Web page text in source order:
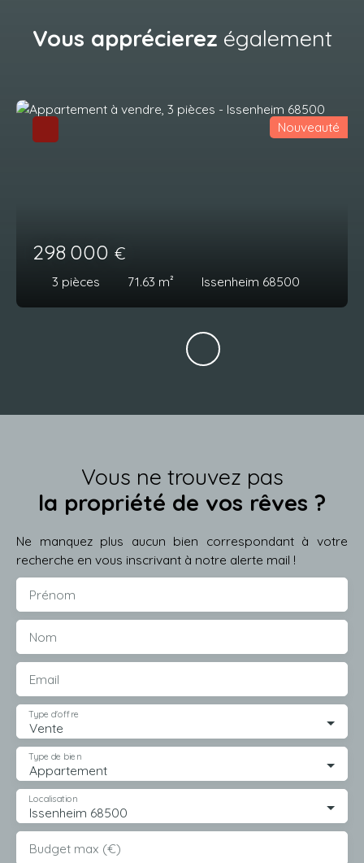
Vous apprécierez également
298 000 €
3 pièces 71.63 m² Issenheim 68500
Nouveauté
Vous ne trouvez pas
la propriété de vos rêves ?
Ne manquez plus aucun bien correspondant à votre
recherche en vous inscrivant à notre alerte mail !
Prénom
Nom
Email
Vente
Type d'offre
Appartement
Type de bien
Issenheim 68500
Localisation
Budget max (€)